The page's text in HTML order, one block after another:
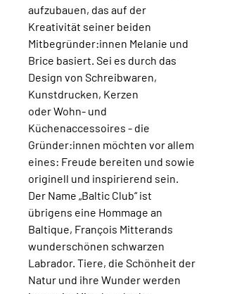
aufzubauen, das auf der
Kreativität seiner beiden
Mitbegründer:innen Melanie und
Brice basiert. Sei es durch das
Design von Schreibwaren,
Kunstdrucken, Kerzen
oder Wohn- und
Küchenaccessoires - die
Gründer:innen möchten vor allem
eines: Freude bereiten und sowie
originell und inspirierend sein.
Der Name „Baltic Club“ ist
übrigens eine Hommage an
Baltique, François Mitterands
wunderschönen schwarzen
Labrador. Tiere, die Schönheit der
Natur und ihre Wunder werden